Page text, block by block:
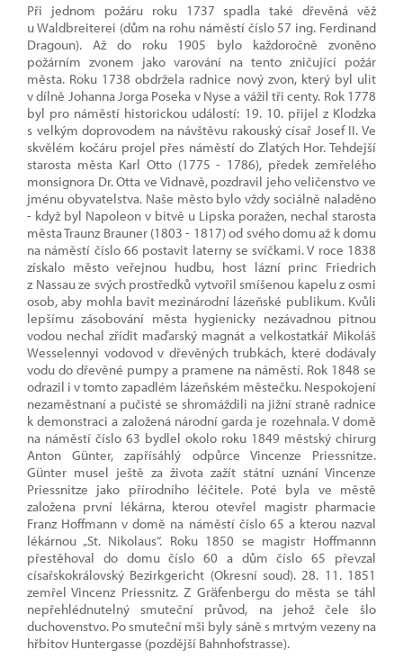
Při jednom požáru roku 1737 spadla také dřevěná věž
u Waldbreiterei (dům na rohu náměstí číslo 57 ing. Ferdinand
Dragoun). Až do roku 1905 bylo každoročně zvoněno
požárním zvonem jako varování na tento zničující požár
města. Roku 1738 obdržela radnice nový zvon, který byl ulit
v dílně Johanna Jorga Poseka v Nyse a vážil tři centy. Rok 1778
byl pro náměstí historickou událostí: 19. 10. přijel z Klodzka
s velkým doprovodem na návštěvu rakouský císař Josef II. Ve
skvělém kočáru projel přes náměstí do Zlatých Hor. Tehdejší
starosta města Karl Otto (1775 - 1786), předek zemřelého
monsignora Dr. Otta ve Vidnavě, pozdravil jeho veličenstvo ve
jménu obyvatelstva. Naše město bylo vždy sociálně naladěno
- když byl Napoleon v bitvě u Lipska poražen, nechal starosta
města Traunz Brauner (1803 - 1817) od svého domu až k domu
na náměstí číslo 66 postavit laterny se svíčkami. V roce 1838
získalo město veřejnou hudbu, host lázní princ Friedrich
z Nassau ze svých prostředků vytvořil smíšenou kapelu z osmi
osob, aby mohla bavit mezinárodní lázeňské publikum. Kvůli
lepšímu zásobování města hygienicky nezávadnou pitnou
vodou nechal zřídit maďarský magnát a velkostatkář Mikoláš
Wesselennyi vodovod v dřevěných trubkách, které dodávaly
vodu do dřevěné pumpy a pramene na náměstí. Rok 1848 se
odrazil i v tomto zapadlém lázeňském městečku. Nespokojení
nezaměstnaní a pučisté se shromáždili na jižní straně radnice
k demonstraci a založená národní garda je rozehnala. V domě
na náměstí číslo 63 bydlel okolo roku 1849 městský chirurg
Anton Günter, zapřísáhlý odpůrce Vincenze Priessnitze.
Günter musel ještě za života zažít státní uznání Vincenze
Priessnitze jako přírodního léčitele. Poté byla ve městě
založena první lékárna, kterou otevřel magistr pharmacie
Franz Hoffmann v domě na náměstí číslo 65 a kterou nazval
lékárnou „St. Nikolaus“. Roku 1850 se magistr Hoffmannn
přestěhoval do domu číslo 60 a dům číslo 65 převzal
císařskokrálovský Bezirkgericht (Okresní soud). 28. 11. 1851
zemřel Vincenz Priessnitz. Z Gräfenbergu do města se táhl
nepřehlédnutelný smuteční průvod, na jehož čele šlo
duchovenstvo. Po smuteční mši byly sáně s mrtvým vezeny na
hřbitov Huntergasse (pozdější Bahnhofstrasse).